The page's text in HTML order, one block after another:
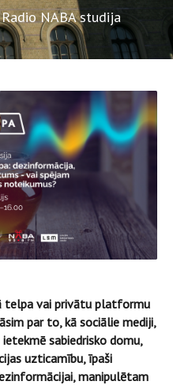
NABA studija
telpa vai privātu platformu
par to, kā sociālie mediji,
sabiedrisko domu,
uzticamību, īpaši
manipulētam